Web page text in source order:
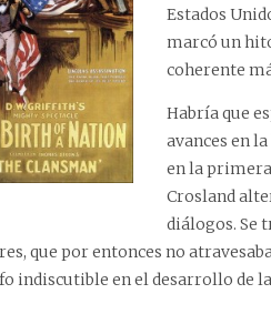
Estados
marcó un
coherente
Habría que
avances en
en la
Crosland
diálogos. Se
que por entonces no
indiscutible en el desarrollo de